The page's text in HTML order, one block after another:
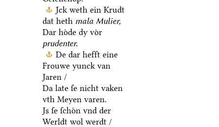
Jck weth ein Krudt
dat heth mala Mulier,
Dar hoͤde dy voͤr
prudenter.
De dar hefft eine
Frouwe yunck van
Jaren /
Da late ſe nicht vaken
vth Meyen varen.
Js ſe ſchoͤn vnd der
Werldt wol werdt /